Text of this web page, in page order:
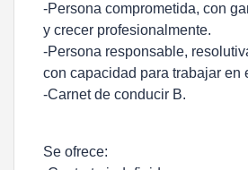
-Persona comprometida, con
y crecer profesionalmente.
-Persona responsable,
con capacidad para trabajar en
-Carnet de conducir B.
Se ofrece: